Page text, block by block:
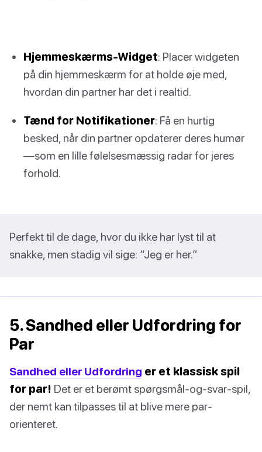
Hjemmeskærms-Widget: Placer widgeten
på din hjemmeskærm for at holde øje med,
hvordan din partner har det i realtid.
Tænd for Notifikationer: Få en hurtig
besked, når din partner opdaterer deres humør
—som en lille følelsesmæssig radar for jeres
forhold.
Perfekt til de dage, hvor du ikke har lyst til at
snakke, men stadig vil sige: “Jeg er her.”
5. Sandhed eller Udfordring for
Par
Sandhed eller Udfordring er et klassisk spil
for par! Det er et berømt spørgsmål-og-svar-spil,
der nemt kan tilpasses til at blive mere par-
orienteret.